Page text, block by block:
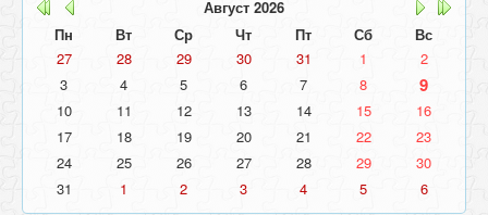
Август 2026
Пн
Вт Ср Чт Пт Сб
Вс
27
28 29 30 31 1
2
3
4 5 6 7 8 9
10 11 12 13 14 15
16
17
18 19 20 21 22
23
24
25 26 27 28 29
30
31
1 2 3 4 5 6